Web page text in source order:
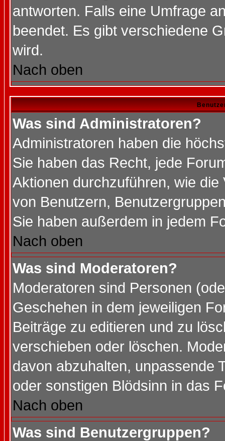
antworten. Falls eine Umfrage
beendet. Es gibt verschiedene
wird.
Nach oben
Was sind Administratoren?
Administratoren haben die
Sie haben das Recht, jede
Aktionen durchzuführen, wie
von Benutzern,
Sie haben außerdem in jedem
Nach oben
Was sind Moderatoren?
Moderatoren sind Personen
Geschehen in dem jeweiligen
Beiträge zu editieren und zu
verschieben oder löschen.
davon abzuhalten, unpassende
oder sonstigen Blödsinn in das
Nach oben
Was sind Benutzergruppen?